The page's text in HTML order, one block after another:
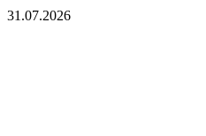
31.07.2026